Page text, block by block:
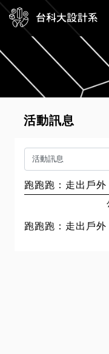
活動訊息
跑跑跑：走出戶
跑跑跑：走出戶